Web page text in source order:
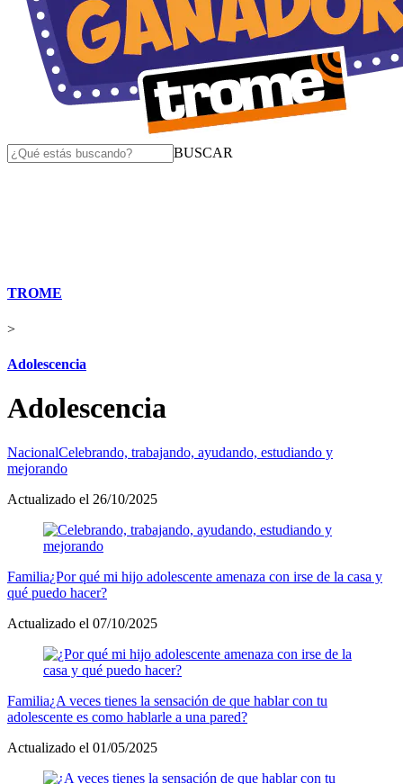
BUSCAR
TROME
>
Adolescencia
Adolescencia
NacionalCelebrando, trabajando, ayudando, estudiando y
mejorando
Actualizado el 26/10/2025
Familia¿Por qué mi hijo adolescente amenaza con irse de la casa y
qué puedo hacer?
Actualizado el 07/10/2025
Familia¿A veces tienes la sensación de que hablar con tu
adolescente es como hablarle a una pared?
Actualizado el 01/05/2025